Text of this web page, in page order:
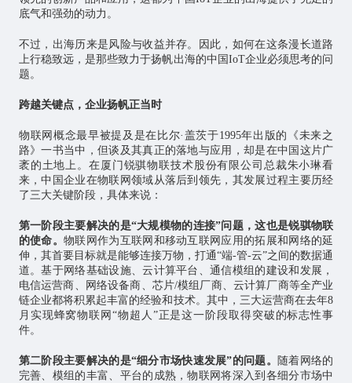
底气和强劲的动力。
不过，出海历来是风险与收益并存。因此，如何在这条漫长道路
上行稳致远，是那些致力于扬帆出海的中国IoT企业必须思考的问
题。
跨越关键点，企业扬帆正当时
物联网概念最早被提及是在比尔·盖茨于1995年出版的《未来之
路》一书当中，但谈及其真正的落地与应用，却是在中国这片广
袤的土地上。在厦门锐骐物联技术股份有限公司总裁朱小琳看
来，中国企业在物联网领域从落后到领先，其发展过程主要历经
了三大关键阶段，具体来说：
第一阶段主要解决的是“大规模物的连接”问题，这也是锐骐物联
的使命。物联网作为互联网和移动互联网应用的拓展和网络的延
伸，其首要目标就是能够连接万物，打通“端-管-云”之间的数据通
道。基于网络基础设施、云计算平台、通信模组的建设和发展，
电信运营商、网络设备商、 芯片/模组厂商、云计算厂商等全产业
链企业都将积累起丰富的经验和技术。其中，三大运营商在去年8
月实现蜂窝物联网“物超人”正是这一阶段取得突破的标志性事
件。
第二阶段主要解决的是“细分市场快速发展”的问题。
随着网络的
完善、模组的丰富、平台的成熟，物联网将深入到各细分市场中